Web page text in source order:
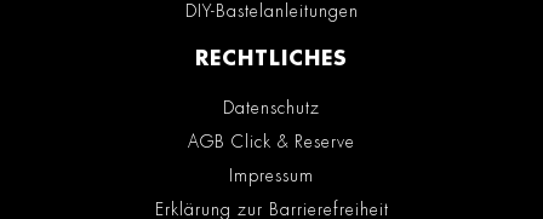
DIY-Bastelanleitungen
RECHTLICHES
Datenschutz
AGB Click & Reserve
Impressum
Erklärung zur Barrierefreiheit